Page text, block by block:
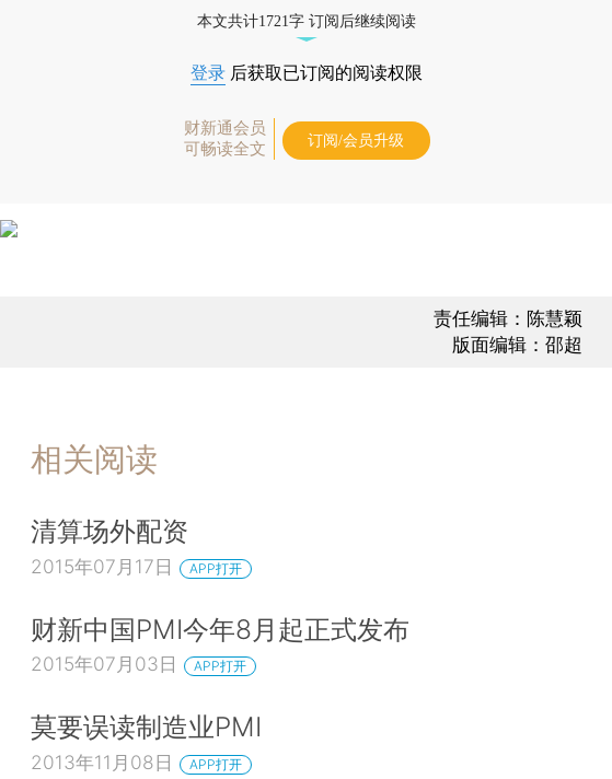
本文共计1721字 订阅后继续阅读
登录 后获取已订阅的阅读权限
财新通会员
可畅读全文
订阅/会员升级
责任编辑：陈慧颖
版面编辑：邵超
相关阅读
清算场外配资
2015年07月17日 APP打开
财新中国PMI今年8月起正式发布
2015年07月03日 APP打开
莫要误读制造业PMI
2013年11月08日 APP打开